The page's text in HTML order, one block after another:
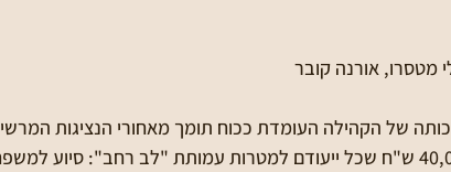
מטסרו, אורנה קובר
של הקהילה העומדת ככוח תומך מאחורי הנציגות
הצלחנו לאסוף כ- 40,000 ש"ח שכל ייעודם למטרות עמותת "לב רחב":